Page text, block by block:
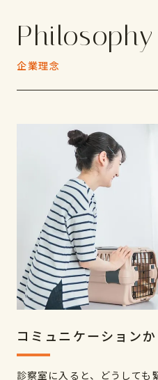
Philosophy
企業理念
コミュニケーション
診察室に入ると、どうしても